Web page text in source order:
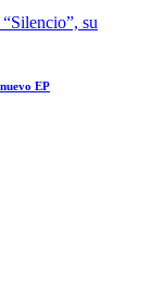
EP